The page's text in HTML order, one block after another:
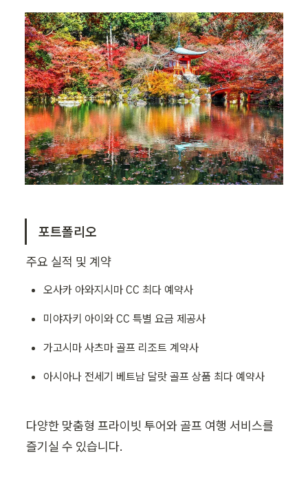
포트폴리오
주요 실적 및 계약
오사카 아와지시마 CC 최다 예약사
미야자키 아이와 CC 특별 요금 제공사
가고시마 사츠마 골프 리조트 계약사
아시아나 전세기 베트남 달랏 골프 상품 최다 예약사
다양한 맞춤형 프라이빗 투어와 골프 여행 서비스를
즐기실 수 있습니다.